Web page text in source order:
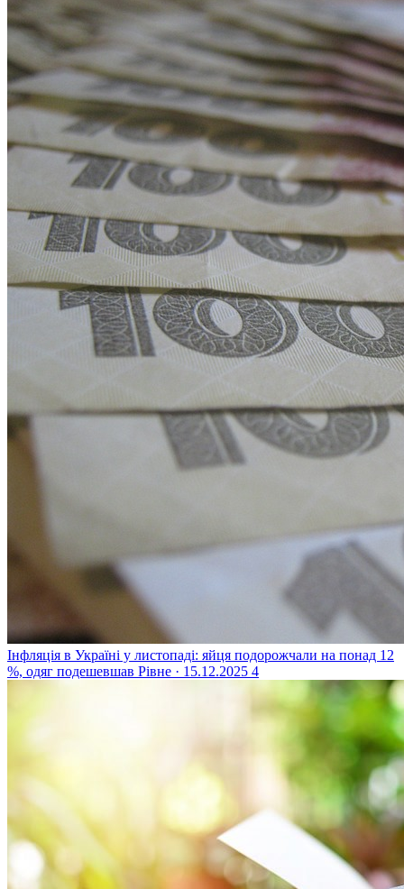
Інфляція в Україні у листопаді: яйця подорожчали на понад 12
%, одяг подешевшав Рівне · 15.12.2025 4